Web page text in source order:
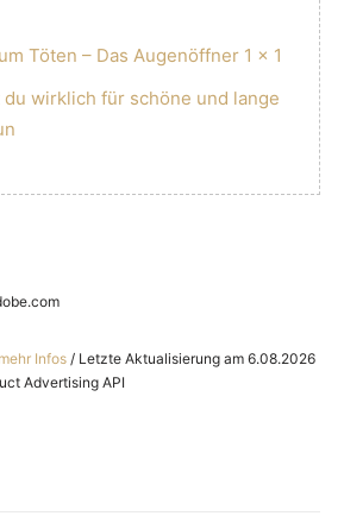
Töten – Das Augenöffner 1 x 1
du wirklich für schöne und lange
mehr Infos / Letzte Aktualisierung am 6.08.2026
Advertising API